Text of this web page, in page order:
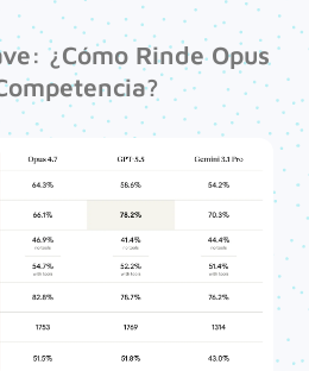
¿Cómo Rinde Opus